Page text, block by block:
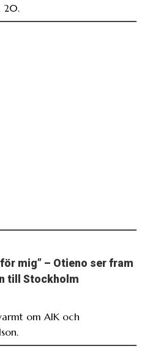
20.
mig” – Otieno ser fram
till Stockholm
om AIK och